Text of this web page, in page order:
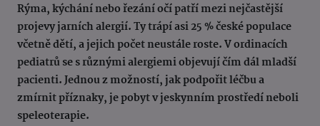
Rýma, kýchání nebo řezání očí patří mezi nejčastější
projevy jarních alergií. Ty trápí asi 25 % české populace
včetně dětí, a jejich počet neustále roste. V ordinacích
pediatrů se s různými alergiemi objevují čím dál mladší
pacienti. Jednou z možností, jak podpořit léčbu a
zmírnit příznaky, je pobyt v jeskynním prostředí neboli
speleoterapie.